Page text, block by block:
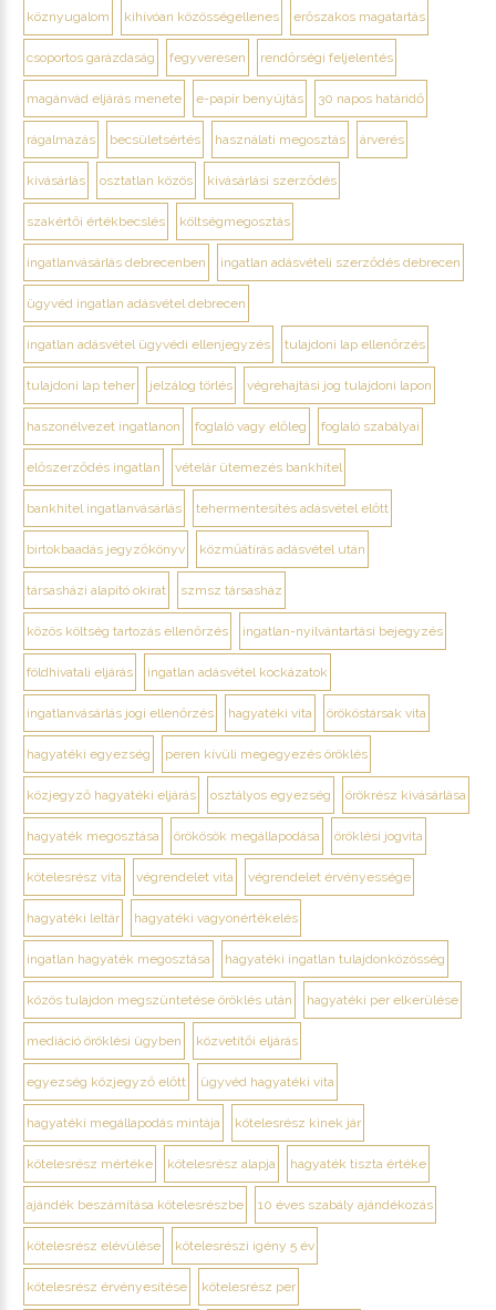
köznyugalom kihívóan közösségellenes erőszakos magatartás
csoportos garázdaság fegyveresen rendőrségi feljelentés
magánvád eljárás menete e-papír benyújtás 30 napos határidő
rágalmazás becsületsértés használati megosztás árverés
kivásárlás osztatlan közös kivásárlási szerződés
szakértői értékbecslés költségmegosztás
ingatlanvásárlás debrecenben ingatlan adásvételi szerződés debrecen
ügyvéd ingatlan adásvétel debrecen
ingatlan adásvétel ügyvédi ellenjegyzés tulajdoni lap ellenőrzés
tulajdoni lap teher jelzálog törlés végrehajtási jog tulajdoni lapon
haszonélvezet ingatlanon foglaló vagy előleg foglaló szabályai
előszerződés ingatlan vételár ütemezés bankhitel
bankhitel ingatlanvásárlás tehermentesítés adásvétel előtt
birtokbaadás jegyzőkönyv közműátírás adásvétel után
társasházi alapító okirat szmsz társasház
közös költség tartozás ellenőrzés ingatlan-nyilvántartási bejegyzés
földhivatali eljárás ingatlan adásvétel kockázatok
ingatlanvásárlás jogi ellenőrzés hagyatéki vita örököstársak vita
hagyatéki egyezség peren kívüli megegyezés öröklés
közjegyző hagyatéki eljárás osztályos egyezség örökrész kivásárlása
hagyaték megosztása örökösök megállapodása öröklési jogvita
kötelesrész vita végrendelet vita végrendelet érvényessége
hagyatéki leltár hagyatéki vagyonértékelés
ingatlan hagyaték megosztása hagyatéki ingatlan tulajdonközösség
közös tulajdon megszüntetése öröklés után hagyatéki per elkerülése
mediáció öröklési ügyben közvetítői eljárás
egyezség közjegyző előtt ügyvéd hagyatéki vita
hagyatéki megállapodás mintája kötelesrész kinek jár
kötelesrész mértéke kötelesrész alapja hagyaték tiszta értéke
ajándék beszámítása kötelesrészbe 10 éves szabály ajándékozás
kötelesrész elévülése kötelesrészi igény 5 év
kötelesrész érvényesítése kötelesrész per